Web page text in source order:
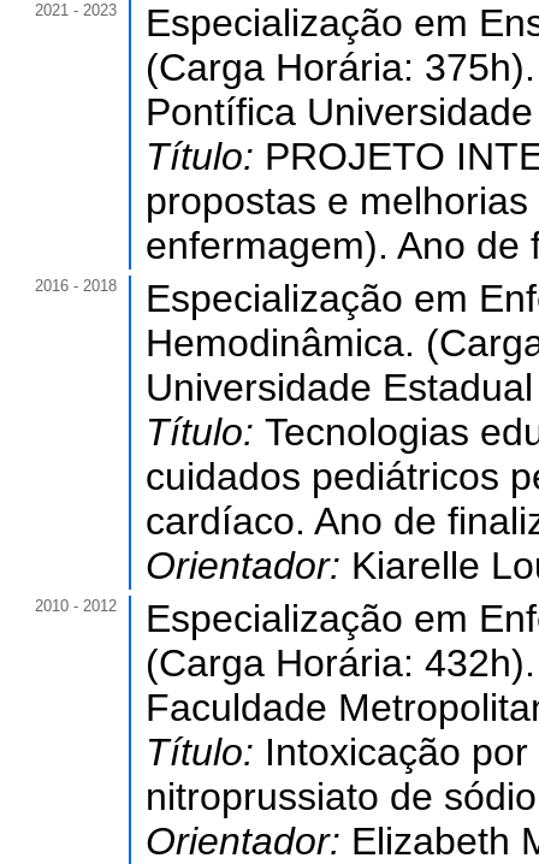
2021 - 2023
Especialização em
(Carga Horária: 375h).
Pontífica
Título: PROJETO
propostas e
enfermagem). Ano de
2016 - 2018
Especialização em
Hemodinâmica.
Universidade
Título: Tecnologias
cuidados pediátricos
cardíaco. Ano de
Orientador: Kiarelle
2010 - 2012
Especialização em
(Carga Horária: 432h).
Faculdade
Título: Intoxicação
nitroprussiato de
Orientador: Elizabeth